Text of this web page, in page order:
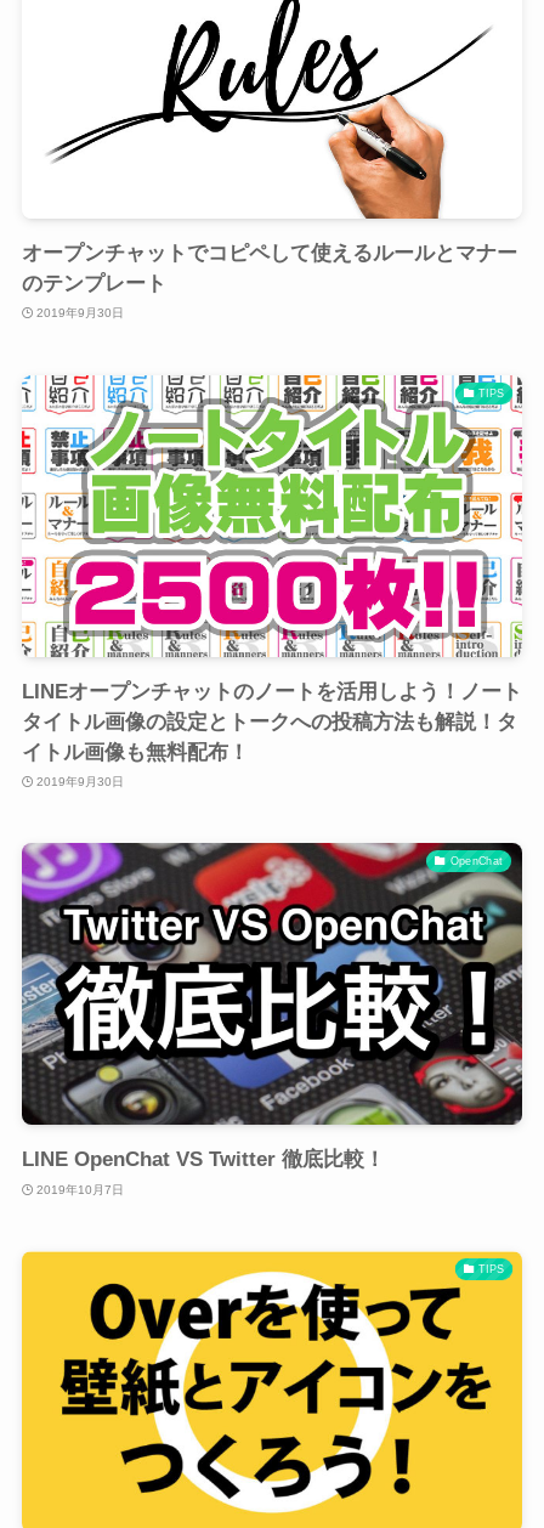
オープンチャットでコピペして使えるルールとマナー
のテンプレート
2019年9月30日
TIPS
LINEオープンチャットのノートを活用しよう！ノート
タイトル画像の設定とトークへの投稿方法も解説！タ
イトル画像も無料配布！
2019年9月30日
OpenChat
LINE OpenChat VS Twitter 徹底比較！
2019年10月7日
TIPS